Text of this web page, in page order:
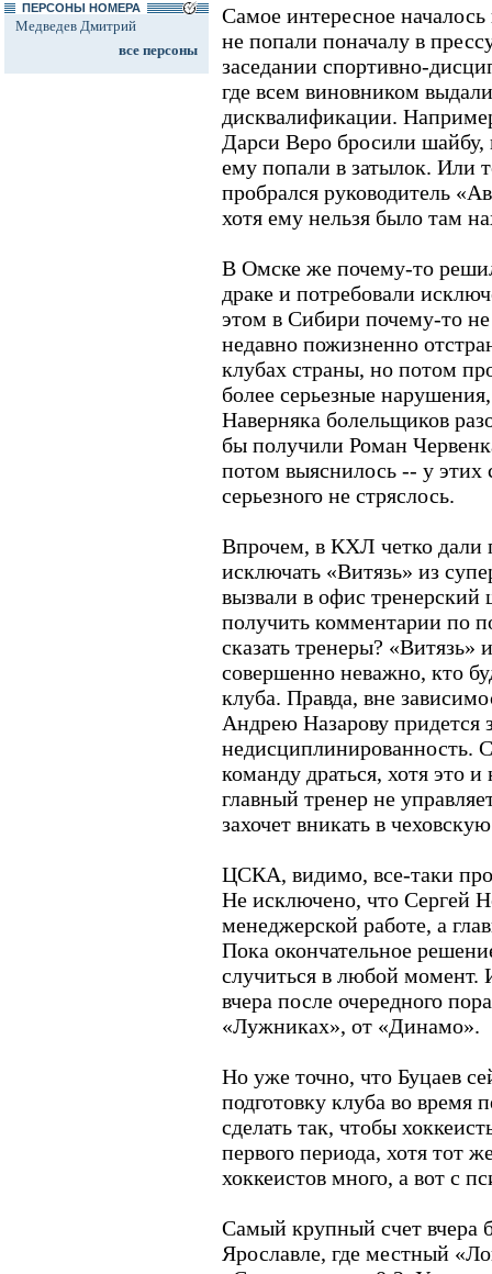
ПЕРСОНЫ НОМЕРА
Медведев Дмитрий
все персоны
Самое интересное
не попали поначалу в
заседании спортивно-
где всем виновником
дисквалификации.
Дарси Веро бросили шайбу,
ему попали в затылок. Или
пробрался руководитель
хотя ему нельзя было там
В Омске же почему-то
драке и потребовали
этом в Сибири почему-то
недавно пожизненно
клубах страны, но потом
более серьезные
Наверняка болельщиков
бы получили Роман
потом выяснилось -- у этих
серьезного не стряслось.
Впрочем, в КХЛ четко дали
исключать «Витязь» из
вызвали в офис тренерский
получить комментарии по
сказать тренеры? «Витязь»
совершенно неважно, кто
клуба. Правда, вне
Андрею Назарову придется
недисциплинированность.
команду драться, хотя это
главный тренер не
захочет вникать в
ЦСКА, видимо, все-таки
Не исключено, что Сергей
менеджерской работе, а
Пока окончательное
случиться в любой момент.
вчера после очередного
«Лужниках», от «Динамо».
Но уже точно, что Буцаев
подготовку клуба во время
сделать так, чтобы
первого периода, хотя тот
хоккеистов много, а вот с
Самый крупный счет вчера
Ярославле, где местный